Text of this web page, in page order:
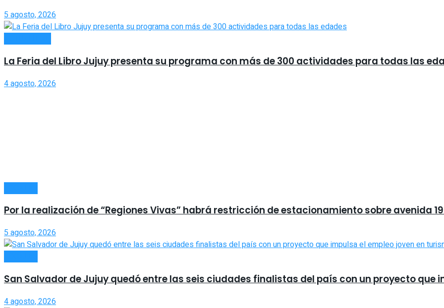
5 agosto, 2026
La Feria del Libro Jujuy presenta su programa con más de 300 actividades para todas las
4 agosto, 2026
Por la realización de “Regiones Vivas” habrá restricción de estacionamiento sobre avenida
5 agosto, 2026
San Salvador de Jujuy quedó entre las seis ciudades finalistas del país con un proyecto que
4 agosto, 2026